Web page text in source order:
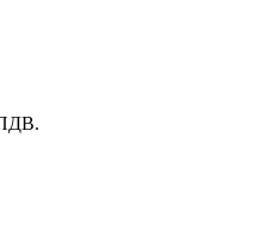
ПДВ.